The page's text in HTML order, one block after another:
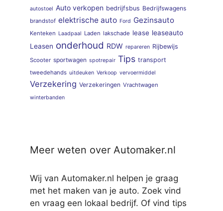
autostoel Auto verkopen bedrijfsbus Bedrijfswagens
brandstof elektrische auto Ford Gezinsauto
Kenteken Laadpaal Laden lakschade lease leaseauto
Leasen onderhoud RDW repareren Rijbewijs
Scooter sportwagen spotrepair Tips transport
tweedehands uitdeuken Verkoop vervoermiddel
Verzekering Verzekeringen Vrachtwagen
winterbanden
Meer weten over Automaker.nl
Wij van Automaker.nl helpen je graag
met het maken van je auto. Zoek vind
en vraag een lokaal bedrijf. Of vind tips